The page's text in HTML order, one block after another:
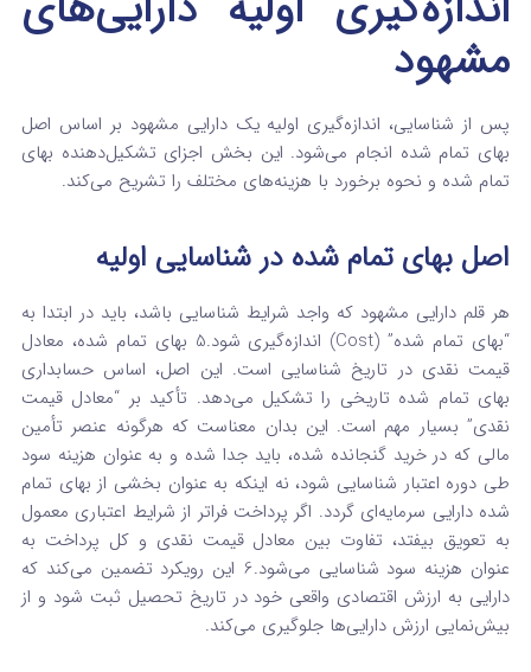
مشهود
پس از شناسایی، اندازه‌گیری اولیه یک دارایی مشهود بر اساس اصل
بهای تمام شده انجام می‌شود. این بخش اجزای تشکیل‌دهنده بهای
تمام شده و نحوه برخورد با هزینه‌های مختلف را تشریح می‌کند.
اصل بهای تمام شده در شناسایی اولیه
هر قلم دارایی مشهود که واجد شرایط شناسایی باشد، باید در ابتدا به
“بهای تمام شده” (Cost) اندازه‌گیری شود.
5 بهای تمام شده، معادل
قیمت نقدی در تاریخ شناسایی است. این اصل، اساس حسابداری
بهای تمام شده تاریخی را تشکیل می‌دهد. تأکید بر “معادل قیمت
نقدی” بسیار مهم است. این بدان معناست که هرگونه عنصر تأمین
مالی که در خرید گنجانده شده، باید جدا شده و به عنوان هزینه سود
طی دوره اعتبار شناسایی شود، نه اینکه به عنوان بخشی از بهای تمام
شده دارایی سرمایه‌ای گردد. اگر پرداخت فراتر از شرایط اعتباری معمول
به تعویق بیفتد، تفاوت بین معادل قیمت نقدی و کل پرداخت به
عنوان هزینه سود شناسایی می‌شود.6 این رویکرد تضمین می‌کند که
دارایی به ارزش اقتصادی واقعی خود در تاریخ تحصیل ثبت شود و از
بیش‌نمایی ارزش دارایی‌ها جلوگیری می‌کند.